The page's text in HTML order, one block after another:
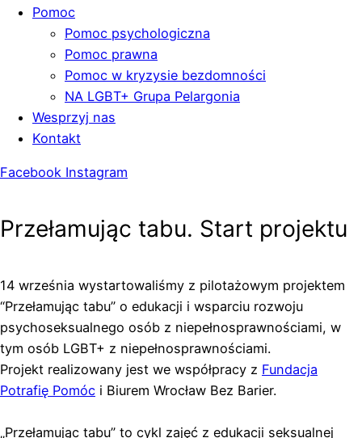
Pomoc
Pomoc psychologiczna
Pomoc prawna
Pomoc w kryzysie bezdomności
NA LGBT+ Grupa Pelargonia
Wesprzyj nas
Kontakt
Facebook Instagram
Przełamując tabu. Start projektu
14 września wystartowaliśmy z pilotażowym projektem
“Przełamując tabu” o edukacji i wsparciu rozwoju
psychoseksualnego osób z niepełnosprawnościami, w
tym osób LGBT+ z niepełnosprawnościami.
Projekt realizowany jest we współpracy z Fundacja
Potrafię Pomóc i Biurem Wrocław Bez Barier.
„Przełamując tabu” to cykl zajęć z edukacji seksualnej